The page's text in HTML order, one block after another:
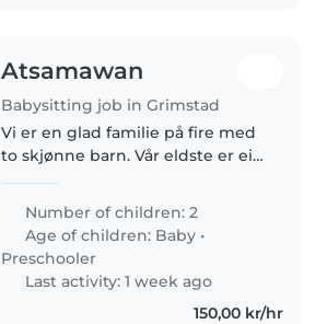
Atsamawan
Babysitting job in Grimstad
Vi er en glad familie på fire med
to skjønne barn. Vår eldste er ei
september), og vår yngste er en
gutt på 1 år og 1 måned som
nylig har blitt trygg..
Number of children: 2
Age of children: Baby •
Preschooler
Last activity: 1 week ago
150,00 kr/hr